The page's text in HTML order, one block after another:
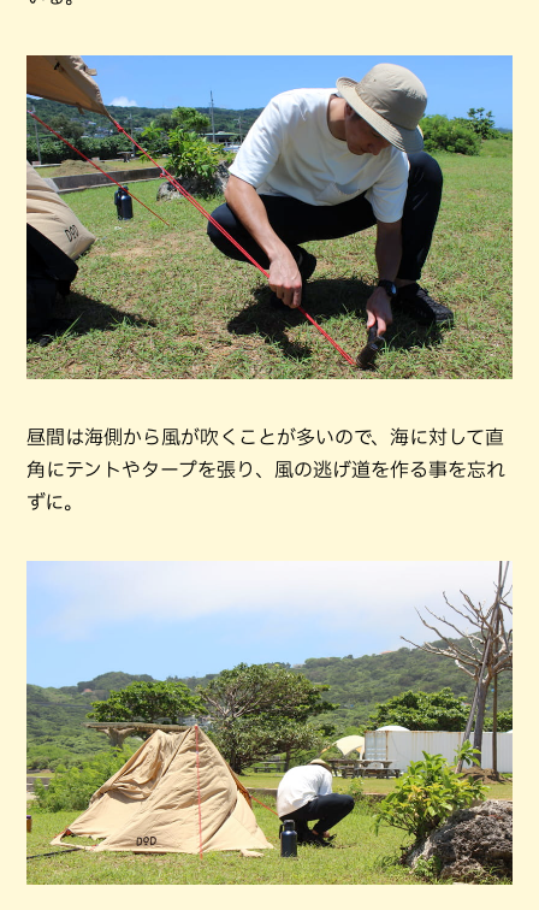
昼間は海側から風が吹くことが多いので、海に対して直
角にテントやタープを張り、風の逃げ道を作る事を忘れ
ずに。